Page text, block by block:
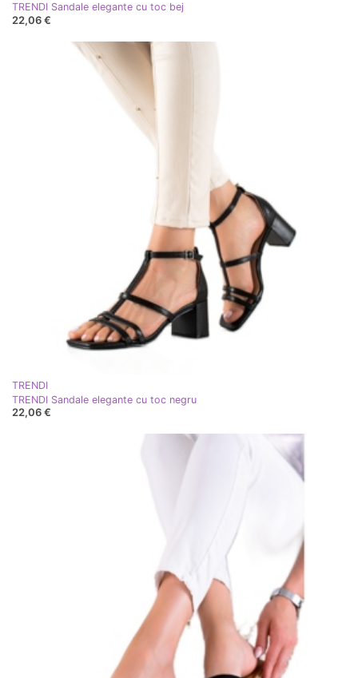
TRENDI Sandale elegante cu toc bej
22,06 €
TRENDI
TRENDI Sandale elegante cu toc negru
22,06 €